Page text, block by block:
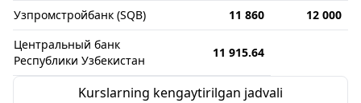
Узпромстройбанк (SQB)
11 860
12 000
Центральный банк
Республики Узбекистан
11 915.64
Kurslarning kengaytirilgan jadvali